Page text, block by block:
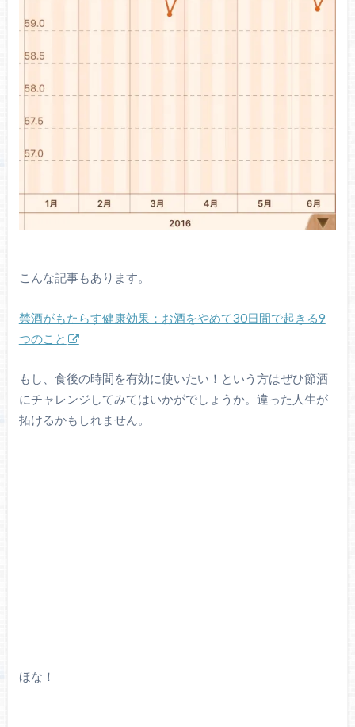
こんな記事もあります。
禁酒がもたらす健康効果：お酒をやめて30日間で起きる9
つのこと
もし、食後の時間を有効に使いたい！という方はぜひ節酒
にチャレンジしてみてはいかがでしょうか。違った人生が
拓けるかもしれません。
ほな！